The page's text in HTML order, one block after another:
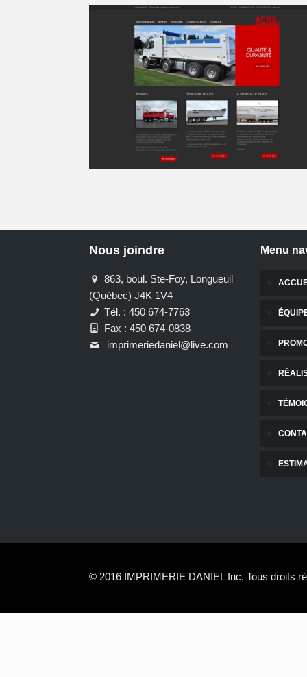
Nous joindre
863, boul. Ste-Foy, Longueuil
(Québec) J4K 1V4
Tél. : 450 674-7763
Fax : 450 674-0838
imprimeriedaniel@live.com
Menu
© 2016 IMPRIMERIE DANIEL Inc. Tous droits